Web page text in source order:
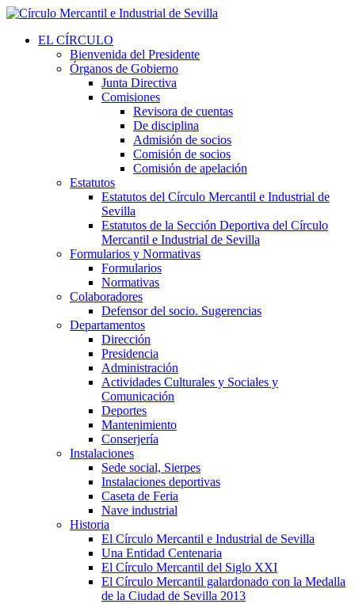
EL CÍRCULO
Bienvenida del Presidente
Órganos de Gobierno
Junta Directiva
Comisiones
Revisora de cuentas
De disciplina
Admisión de socios
Comisión de socios
Comisión de apelación
Estatutos
Estatutos del Círculo Mercantil e Industrial de
Sevilla
Estatutos de la Sección Deportiva del Círculo
Mercantil e Industrial de Sevilla
Formularios y Normativas
Formularios
Normativas
Colaboradores
Defensor del socio. Sugerencias
Departamentos
Dirección
Presidencia
Administración
Actividades Culturales y Sociales y
Comunicación
Deportes
Mantenimiento
Conserjería
Instalaciones
Sede social, Sierpes
Instalaciones deportivas
Caseta de Feria
Nave industrial
Historia
El Círculo Mercantil e Industrial de Sevilla
Una Entidad Centenaria
El Círculo Mercantil del Siglo XXI
El Círculo Mercantil galardonado con la Medalla
de la Ciudad de Sevilla 2013